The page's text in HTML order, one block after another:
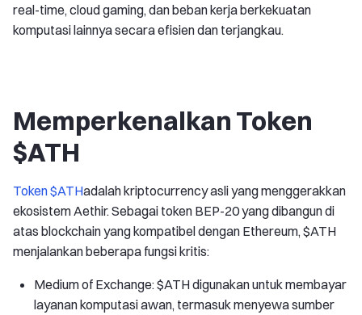
real-time, cloud gaming, dan beban kerja berkekuatan
komputasi lainnya secara efisien dan terjangkau.
Memperkenalkan Token
$ATH
Token $ATHadalah kriptocurrency asli yang menggerakkan
ekosistem Aethir. Sebagai token BEP-20 yang dibangun di
atas blockchain yang kompatibel dengan Ethereum, $ATH
menjalankan beberapa fungsi kritis:
Medium of Exchange: $ATH digunakan untuk membayar
layanan komputasi awan, termasuk menyewa sumber